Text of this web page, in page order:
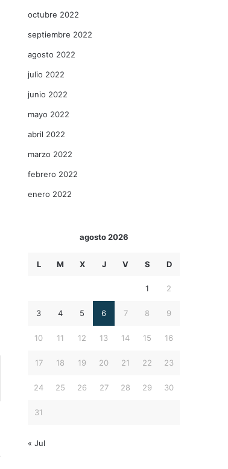
octubre 2022
septiembre 2022
agosto 2022
julio 2022
junio 2022
mayo 2022
abril 2022
marzo 2022
febrero 2022
enero 2022
agosto 2026
L M X J V S D
1 2
3 4 5 6 7 8 9
10 11 12 13 14 15 16
17 18 19 20 21 22 23
24 25 26 27 28 29 30
31
« Jul